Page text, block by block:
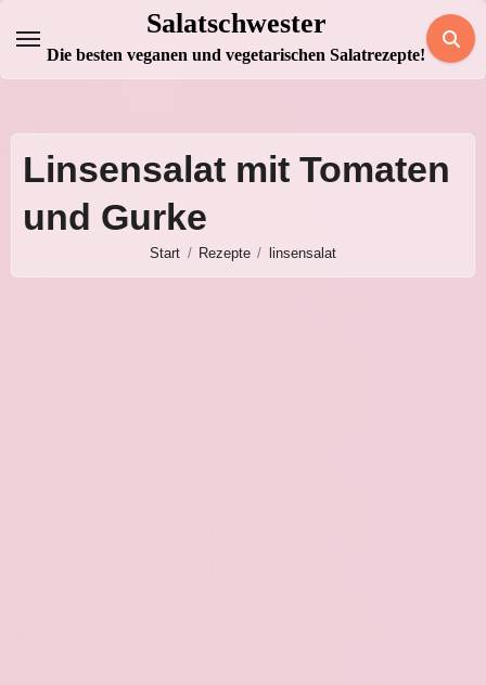
Inhalt
springen
Salatschwester
Die besten veganen und vegetarischen Salatrezepte!
Linsensalat mit Tomaten
und Gurke
Start Rezepte linsensalat